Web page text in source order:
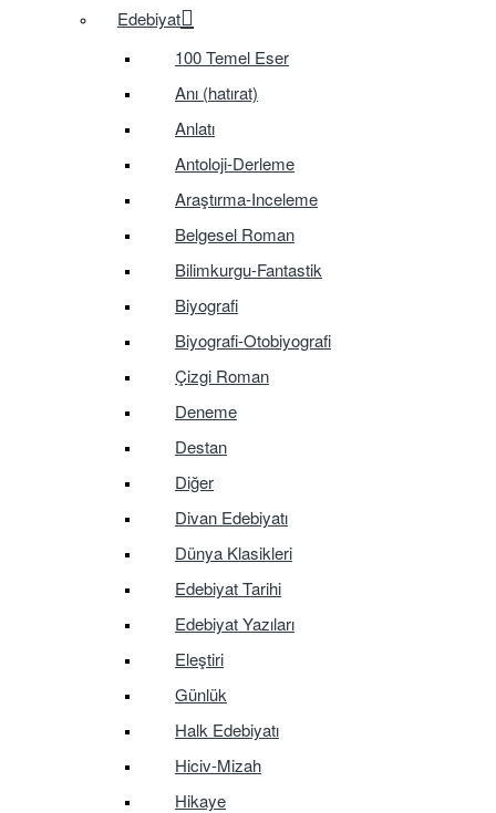
Edebiyat
100 Temel Eser
Anı (hatırat)
Anlatı
Antoloji-Derleme
Araştırma-Inceleme
Belgesel Roman
Bilimkurgu-Fantastik
Biyografi
Biyografi-Otobiyografi
Çizgi Roman
Deneme
Destan
Diğer
Divan Edebiyatı
Dünya Klasikleri
Edebiyat Tarihi
Edebiyat Yazıları
Eleştiri
Günlük
Halk Edebiyatı
Hiciv-Mizah
Hikaye